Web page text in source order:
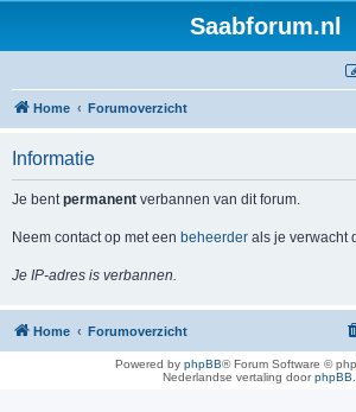
Saabforum.nl
Home Forumoverzicht
Informatie
Je bentpermanent verbannen van dit forum.
Neem contact op met een beheerder als je verwacht
Je IP-adres is verbannen.
Home Forumoverzicht
Powered by phpBB® Forum Software ©
Nederlandse vertaling door